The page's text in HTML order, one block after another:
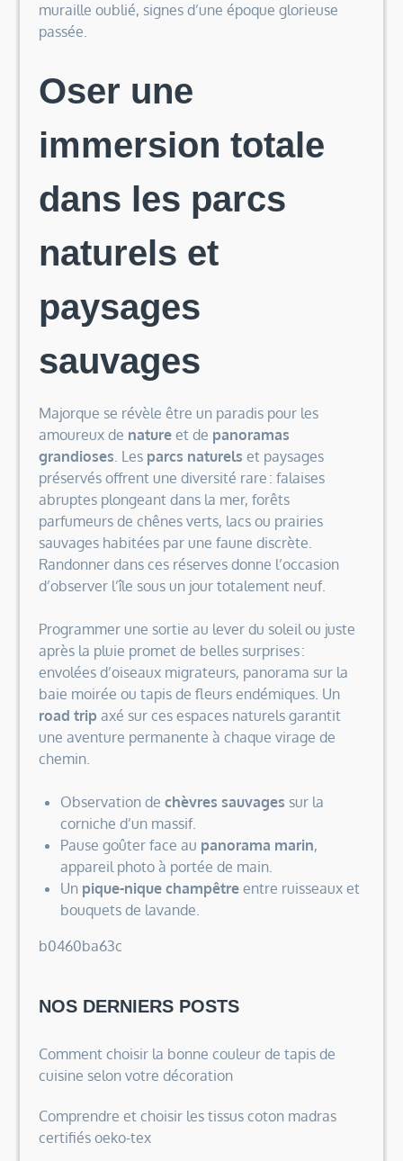
muraille oublié, signes d’une époque glorieuse
passée.
Oser une
immersion totale
dans les parcs
naturels et
paysages
sauvages
Majorque se révèle être un paradis pour les
amoureux de natureet de panoramas
grandioses. Les parcs naturels et paysages
préservés offrent une diversité rare : falaises
abruptes plongeant dans la mer, forêts
parfumeurs de chênes verts, lacs ou prairies
sauvages habitées par une faune discrète.
Randonner dans ces réserves donne l’occasion
d’observer l’île sous un jour totalement neuf.
Programmer une sortie au lever du soleil ou juste
après la pluie promet de belles surprises :
envolées d’oiseaux migrateurs, panorama sur la
baie moirée ou tapis de fleurs endémiques. Un
road trip axé sur ces espaces naturels garantit
une aventure permanente à chaque virage de
chemin.
Observation de chèvres sauvages sur la
corniche d’un massif.
Pause goûter face au panorama marin,
appareil photo à portée de main.
Un pique-nique champêtreentre ruisseaux et
bouquets de lavande.
b0460ba63c
NOS DERNIERS POSTS
Comment choisir la bonne couleur de tapis de
cuisine selon votre décoration
Comprendre et choisir les tissus coton madras
certifiés oeko-tex